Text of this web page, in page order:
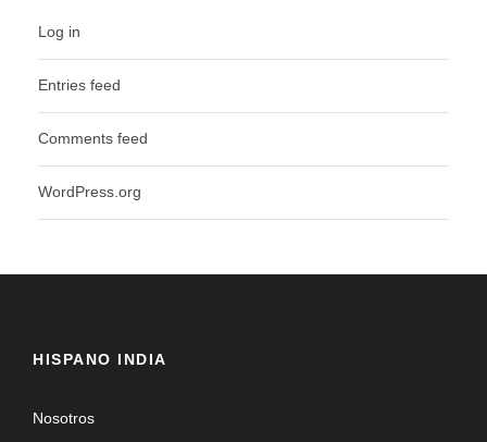
Log in
Entries feed
Comments feed
WordPress.org
HISPANO INDIA
Nosotros